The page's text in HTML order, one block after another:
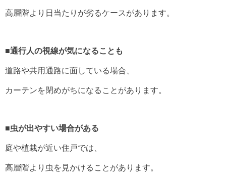
高層階より日当たりが劣るケースがあります。
■通行人の視線が気になることも
道路や共用通路に面している場合、
カーテンを閉めがちになることがあります。
■虫が出やすい場合がある
庭や植栽が近い住戸では、
高層階より虫を見かけることがあります。